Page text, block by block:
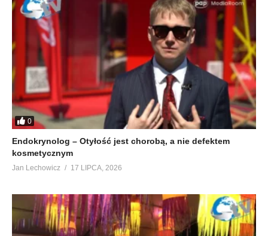
0
Endokrynolog – Otyłość jest chorobą, a nie defektem
kosmetycznym
Jan Lechowicz 17 LIPCA, 2026